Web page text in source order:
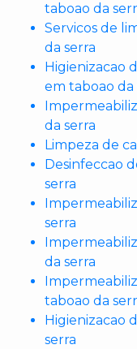
taboao da
Servicos de
da serra
Higienizacao
em taboao da
da serra
Limpeza de
Desinfeccao
serra
serra
da serra
taboao da
Higienizacao
serra